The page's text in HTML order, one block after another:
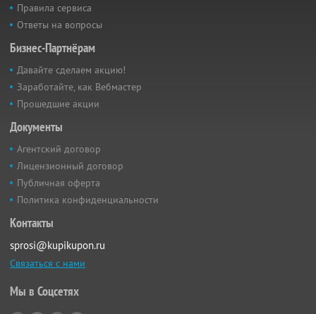
Правила сервиса
Ответы на вопросы
Бизнес-Партнёрам
Давайте сделаем акцию!
Заработайте, как Вебмастер
Прошедшие акции
Документы
Агентский договор
Лицензионный договор
Публичная оферта
Политика конфиденциальности
Контакты
sprosi@kupikupon.ru
Связаться с нами
Мы в Соцсетях